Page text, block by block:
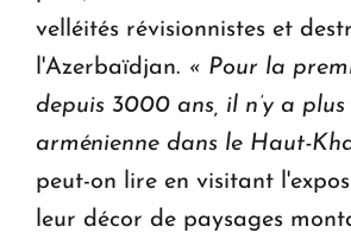
velléités révisionnistes et
l'Azerbaïdjan. « Pour la
depuis 3000 ans, il n’y a plus
arménienne dans le Haut-
peut-on lire en visitant
leur décor de paysages